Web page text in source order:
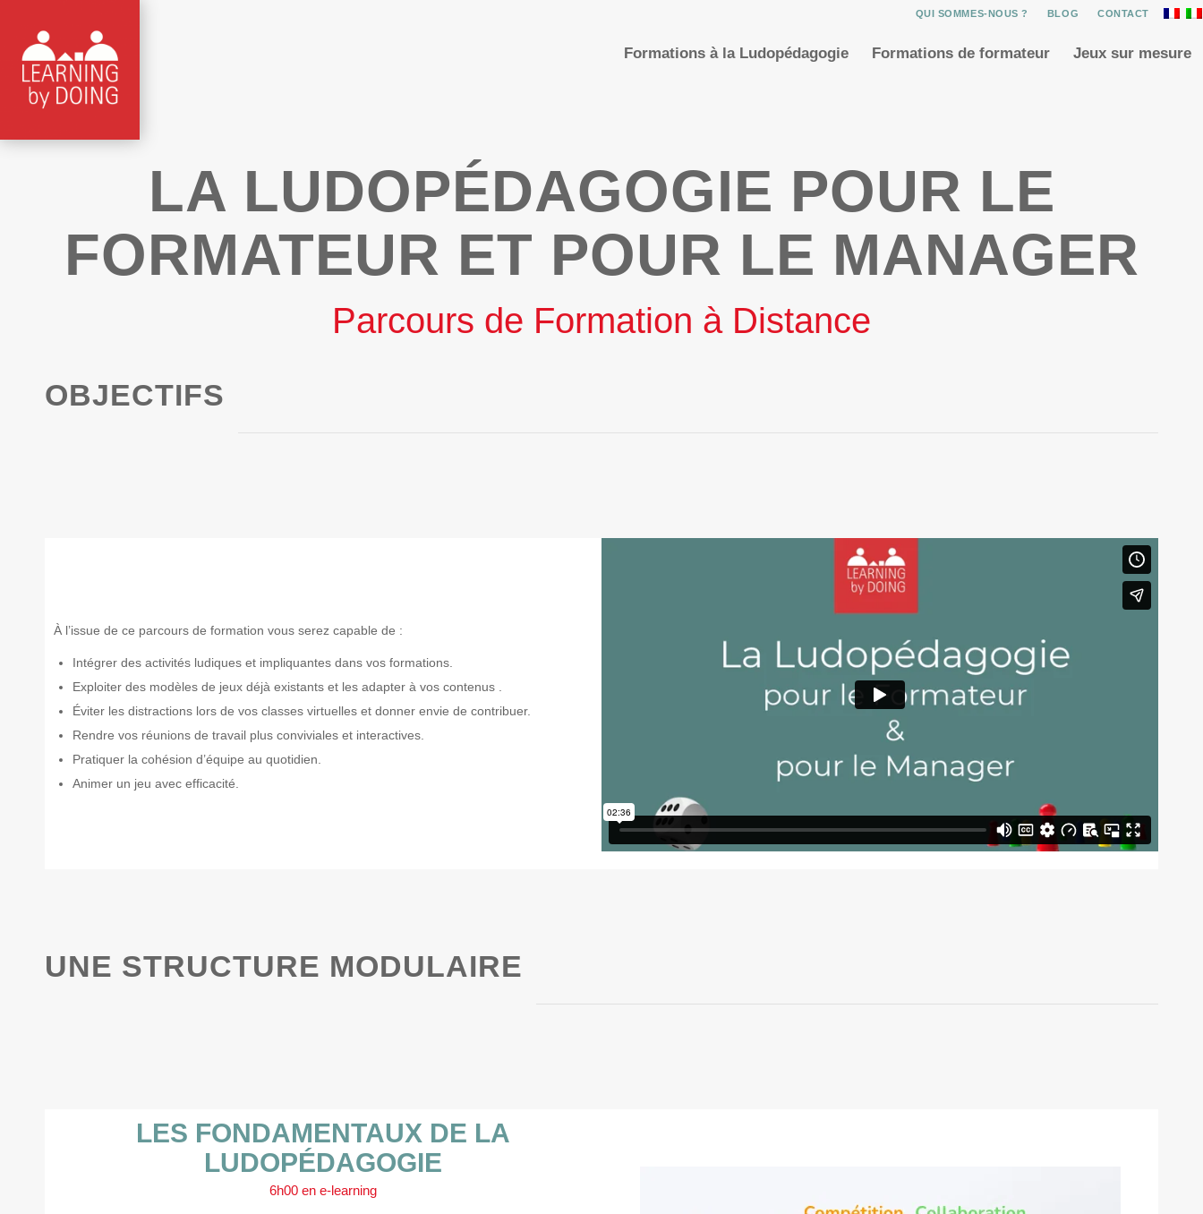
QUI SOMMES-NOUS ? BLOG CONTACT
Formations à la Ludopédagogie Formations de formateur Jeux sur mesure
LA LUDOPÉDAGOGIE POUR LE
FORMATEUR ET POUR LE MANAGER
Parcours de Formation à Distance
OBJECTIFS
À l’issue de ce parcours de formation vous serez capable de :
Intégrer des activités ludiques et impliquantes dans vos formations.
Exploiter des modèles de jeux déjà existants et les adapter à vos contenus .
Éviter les distractions lors de vos classes virtuelles et donner envie de contribuer.
Rendre vos réunions de travail plus conviviales et interactives.
Pratiquer la cohésion d’équipe au quotidien.
Animer un jeu avec efficacité.
UNE STRUCTURE MODULAIRE
LES FONDAMENTAUX DE LA
LUDOPÉDAGOGIE
6h00 en e-learning